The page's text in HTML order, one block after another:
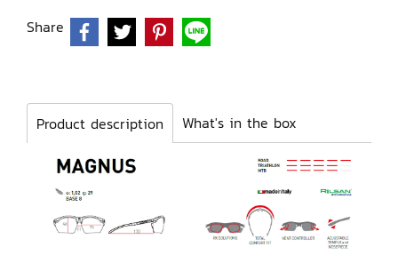
Share
Product description What's in the box